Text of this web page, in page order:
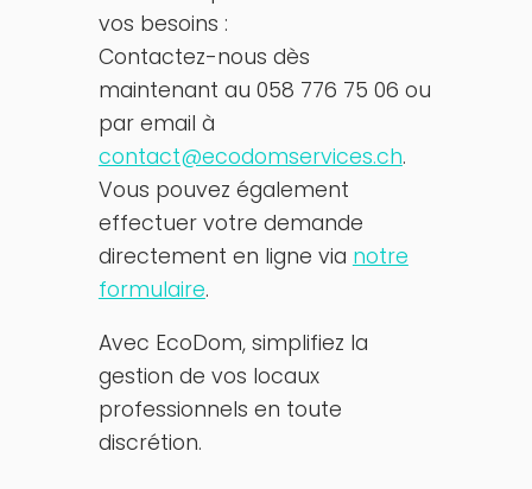
vos besoins :
Contactez-nous dès
maintenant au 058 776 75 06 ou
par email à
contact@ecodomservices.ch.
Vous pouvez également
effectuer votre demande
directement en ligne via notre
formulaire.
Avec EcoDom, simplifiez la
gestion de vos locaux
professionnels en toute
discrétion.